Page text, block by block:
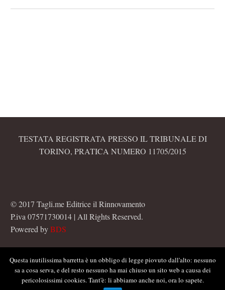
TESTATA REGISTRATA PRESSO IL TRIBUNALE DI
TORINO, PRATICA NUMERO 11705/2015
© 2017 Tagli.me Editrice il Rinnovamento
P.iva 07571730014 | All Rights Reserved.
Powered byBDS
Questa inutilissima barretta è un obbligo di legge piovuto dall'alto: nessuno
sa a cosa serva, e del resto nessuno ha mai chiuso un sito web a causa dei
pericolosissimi cookies. Tant'è: li abbiamo anche noi, ora lo sapete.